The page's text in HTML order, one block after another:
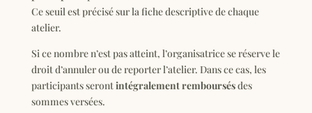
Ce seuil est précisé sur la fiche descriptive de chaque
atelier.
Si ce nombre n’est pas atteint, l’organisatrice se réserve le
droit d’annuler ou de reporter l’atelier. Dans ce cas, les
participants serontintégralement remboursésdes
sommes versées.